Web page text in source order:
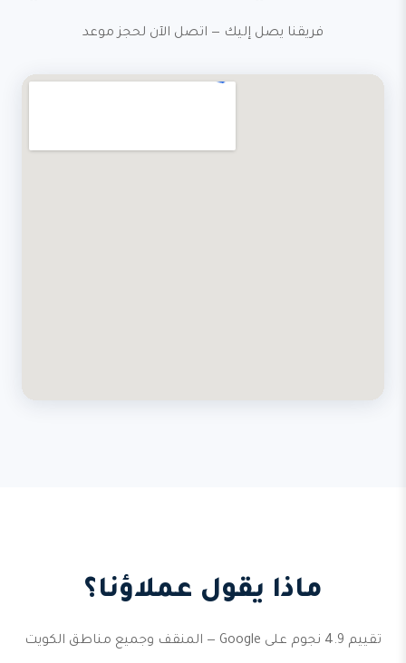
فريقنا يصل إليك — اتصل الآن لحجز موعد
ماذا يقول عملاؤنا؟
تقييم 4.9 نجوم على Google — المنقف وجميع مناطق الكويت